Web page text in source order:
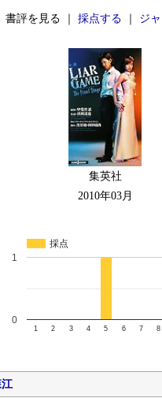
書評を見る ｜ 採点する ジ
集英社
2010年03月
採点
1 2 3 4 5 6 7 8
0
1